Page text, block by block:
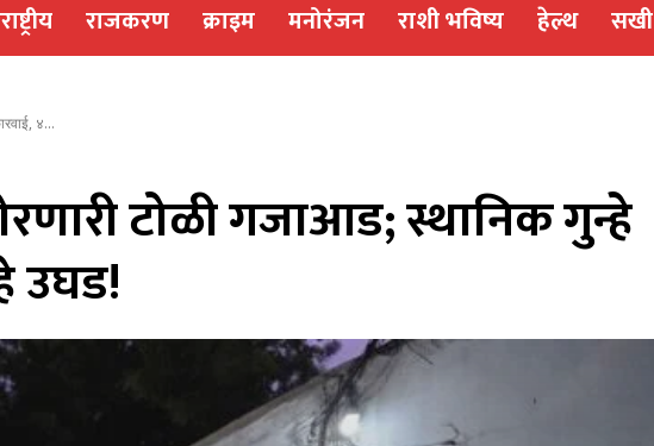
राजकरण क्राइम मनोरंजन राशी भविष्य हेल्थ सखी
४...
टोळी गजाआड; स्थानिक गुन्हे
उघड!